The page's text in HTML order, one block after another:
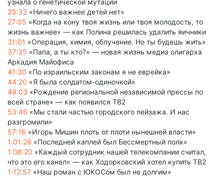
узнала о генетической мутации
23:33 «Ничего важнее детей нет»
27:05 «Когда на кону твоя жизнь или твоя молодость, то
жизнь важнее» — как Полина решилась удалить яичники
31:01 «Операция, химия, облучение. Но ты будешь жить»
37:35 «Папа, а ты кто?» — новая жизнь медиа олигарха
Аркадия Майофиса
41:30 «По израильским законам я не еврейка»
44:20 «Я была солдатом-одиночкой»
49:03 «Рождение региональной независимой прессы по
всей стране» — как появился ТВ2
53:46 «Мы стали частью городского пейзажа. И нас
разгромили»
57:16 «Игорь Мишин плоть от плоти нынешней власти»
1:01:26 «Последней каплей был Бессмертный полк»
1:08:20 «Каждый сотрудник нашей телекомпании считал,
что это его канал» — как Ходорковский хотел купить ТВ2
1:12:57 «Наш роман с ЮКОСом был не долгим»